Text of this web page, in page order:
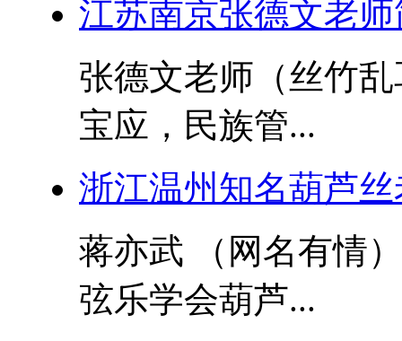
江苏南京张德文老
张德文老师（丝竹
宝应，民族管...
浙江温州知名葫芦
蒋亦武 （网名有情
弦乐学会葫芦...